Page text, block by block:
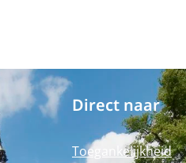
Direct naar
Toegankelijkheid